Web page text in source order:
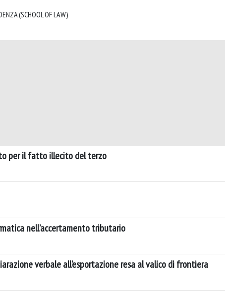
(SCHOOL OF LAW)
per il fatto illecito del terzo
nell’accertamento tributario
verbale all’esportazione resa al valico di frontiera